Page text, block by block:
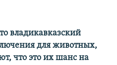
владикавказский
для животных,
что это их шанс на